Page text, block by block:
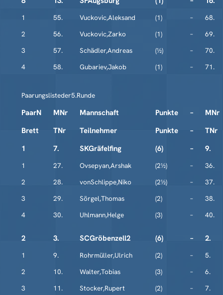
1 55. Vuckovic,Aleksand (1) –
68.
2
56. Vuckovic,Zarko (1) –
69.
3
57. Schädler,Andreas (½) –
70.
4
58. Gubariev,Jakob (1) – 71.
Paarungslisteder5.Runde
PaarN MNr Mannschaft Punkte –
MNr
Brett
TNr Teilnehmer Punkte –
TNr
1
7. SKGräfelfing (6) – 9.
1 27. Ovsepyan,Arshak (2½) –
36.
2
28. vonSchlippe,Niko (2½) –
37.
3
29. Sörgel,Thomas (2) –
38.
4
30. Uhlmann,Helge (3) – 40.
2 3. SCGröbenzell2 (6) – 2.
1 9. Rohrmüller,Ulrich (2) –
5.
2
10. Walter,Tobias (3) –
6.
3
11. Stocker,Rupert (2) –
7.